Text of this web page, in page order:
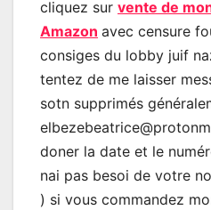
cliquez sur vente de
Amazon avec censure
consiges du lobby juif
tentez de me laisser
sotn supprimés
doner la date et le
nai pas besoi de votre
) si vous commandez